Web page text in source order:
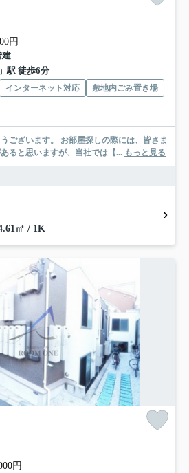
円
建
駅 徒歩6分
インターネット対応
敷地内ごみ置き場
屋探しの際には、皆さま
ると思いますが、当社では【... もっと見る
㎡ / 1K
円